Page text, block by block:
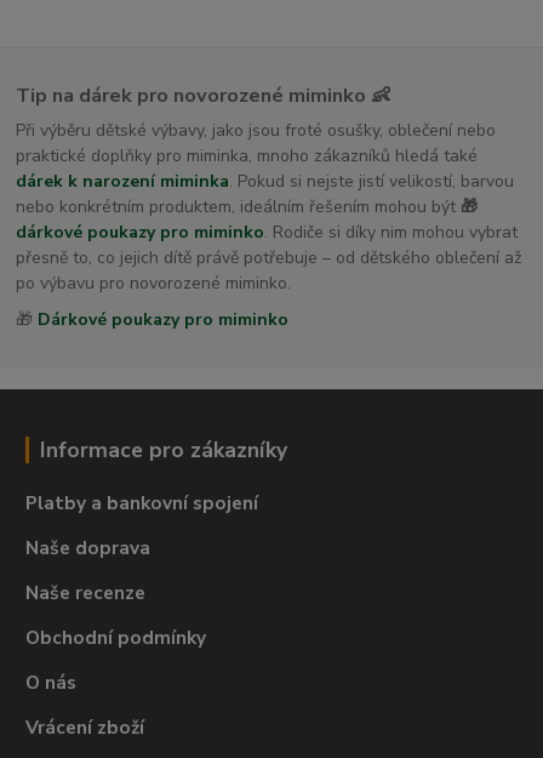
Tip na dárek pro novorozené miminko 👶
Při výběru dětské výbavy, jako jsou froté osušky, oblečení nebo
praktické doplňky pro miminka, mnoho zákazníků hledá také
dárek k narození miminka. Pokud si nejste jistí velikostí, barvou
nebo konkrétním produktem, ideálním řešením mohou být 🎁
dárkové poukazy pro miminko. Rodiče si díky nim mohou vybrat
přesně to, co jejich dítě právě potřebuje – od dětského oblečení až
po výbavu pro novorozené miminko.
🎁 Dárkové poukazy pro miminko
Informace pro zákazníky
Platby a bankovní spojení
Naše doprava
Naše recenze
Obchodní podmínky
O nás
Vrácení zboží